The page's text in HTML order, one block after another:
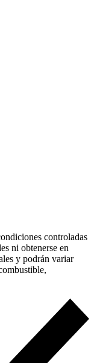
controladas
ni obtenerse en
y podrán variar